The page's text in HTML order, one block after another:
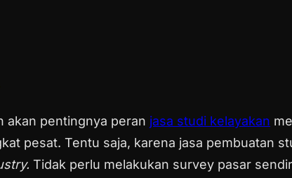
akan pentingnya peran jasa studi kelayakan
pesat. Tentu saja, karena jasa pembuatan
Tidak perlu melakukan survey pasar